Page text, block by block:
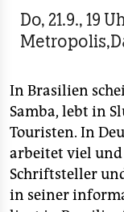
nord
verlag
verlag
veranstaltungen
shop
Do, 21.9., 19
In Brasilien
Samba, lebt in
Touristen. In
arbeitet viel
Schriftsteller
in seiner